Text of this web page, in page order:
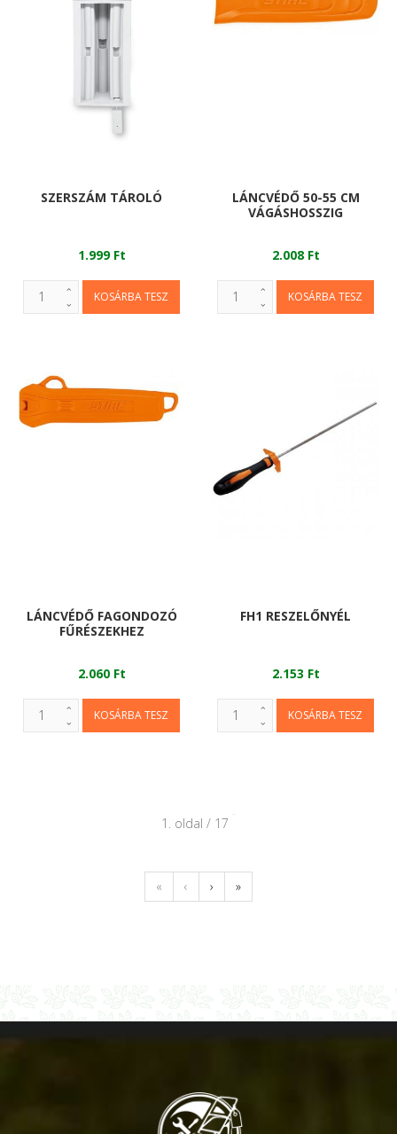
SZERSZÁM TÁROLÓ
1.999 Ft
LÁNCVÉDŐ 50-55 CM
VÁGÁSHOSSZIG
2.008 Ft
LÁNCVÉDŐ FAGONDOZÓ
FŰRÉSZEKHEZ
2.060 Ft
FH1 RESZELŐNYÉL
2.153 Ft
1. oldal / 17
« ‹ › »